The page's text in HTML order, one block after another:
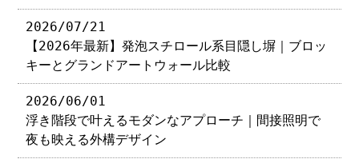
2026/07/21
【2026年最新】発泡スチロール系目隠し塀｜ブロッ
キーとグランドアートウォール比較
2026/06/01
浮き階段で叶えるモダンなアプローチ｜間接照明で
夜も映える外構デザイン